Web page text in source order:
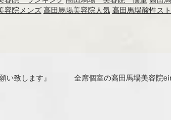
容院メンズ 高田馬場美容院人気 高田馬場酸性ス
い致します』 全席個室の高田馬場美容院